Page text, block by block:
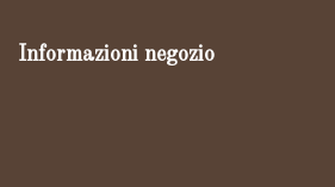
Informazioni negozio